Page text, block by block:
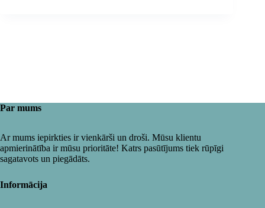
Par mums
Ar mums iepirkties ir vienkārši un droši. Mūsu klientu
apmierinātība ir mūsu prioritāte! Katrs pasūtījums tiek rūpīgi
sagatavots un piegādāts.
Informācija